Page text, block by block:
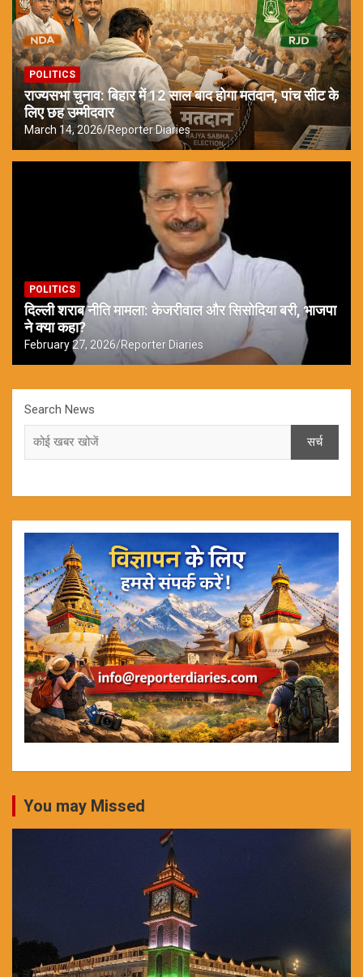
POLITICS
राज्यसभा चुनाव: बिहार में 12 साल बाद होगा मतदान, पांच सीट के
लिए छह उम्मीदवार
March 14, 2026 Reporter Diaries
POLITICS
दिल्ली शराब नीति मामला: केजरीवाल और सिसोदिया बरी, भाजपा
ने क्या कहा?
February 27, 2026 Reporter Diaries
Search News
सर्च
You may Missed